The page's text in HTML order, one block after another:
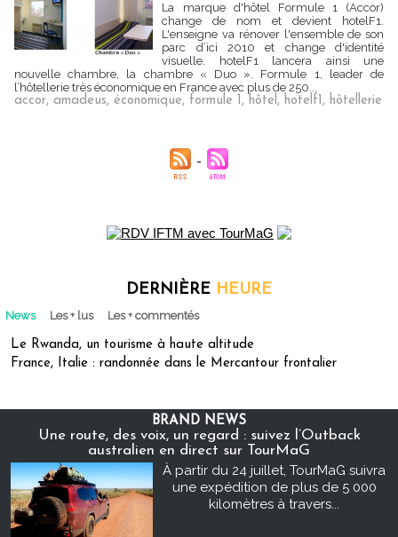
La marque d'hôtel Formule 1 (Accor)
change de nom et devient hotelF1.
L'enseigne va rénover l'ensemble de son
parc d’ici 2010 et change d'identité
visuelle. hotelF1 lancera ainsi une
nouvelle chambre, la chambre « Duo ». Formule 1, leader de
l’hôtellerie très économique en France avec plus de 250...
accor, amadeus, économique, formule 1, hôtel, hotelf1, hôtellerie
DERNIÈRE HEURE
News Les + lus Les + commentés
Le Rwanda, un tourisme à haute altitude
France, Italie : randonnée dans le Mercantour frontalier
BRAND NEWS
Une route, des voix, un regard : suivez l’Outback
australien en direct sur TourMaG
À partir du 24 juillet, TourMaG suivra
une expédition de plus de 5 000
kilomètres à travers...